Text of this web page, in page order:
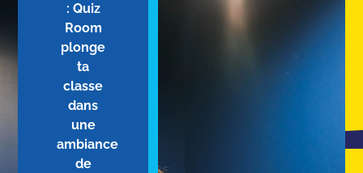
: Quiz
Room
plonge
ta
classe
dans
une
ambiance
de